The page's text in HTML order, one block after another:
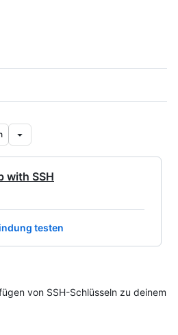
with SSH
testen
von SSH-Schlüsseln zu deinem